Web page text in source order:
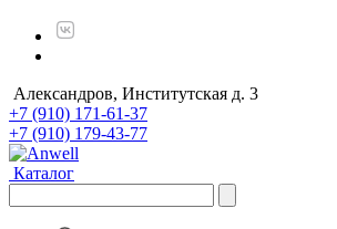
Александров, Институтская д. 3
+7 (910) 171-61-37
+7 (910) 179-43-77
Каталог